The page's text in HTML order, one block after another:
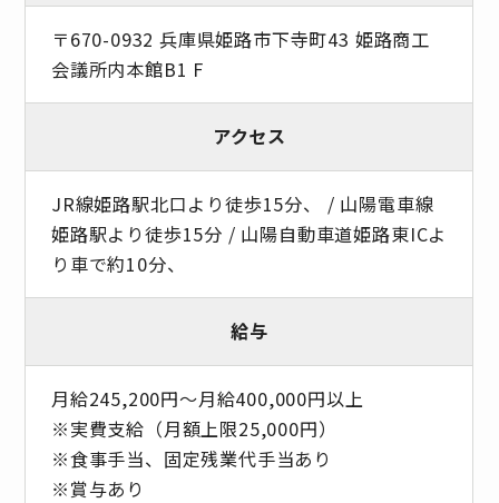
〒670-0932 兵庫県姫路市下寺町43 姫路商工
会議所内本館B1 F
アクセス
JR線姫路駅北口より徒歩15分、 / 山陽電車線
姫路駅より徒歩15分 / 山陽自動車道姫路東ICよ
り車で約10分、
給与
月給245,200円〜月給400,000円以上
※実費支給（月額上限25,000円）
※食事手当、固定残業代手当あり
※賞与あり